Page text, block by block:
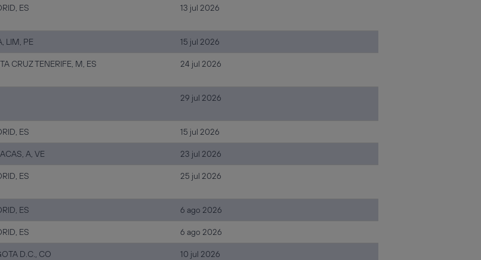
ES 13 jul 2026
LIM, PE 15 jul 2026
CRUZ TENERIFE, M, ES 24 jul 2026
29 jul 2026
ES 15 jul 2026
A, VE 23 jul 2026
ES 25 jul 2026
ES 6 ago 2026
ES 6 ago 2026
D.C., CO 10 jul 2026